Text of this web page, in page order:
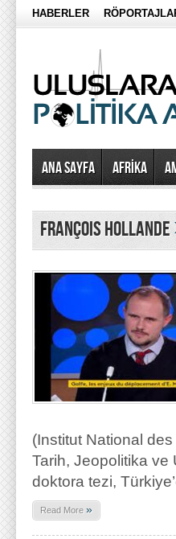
HABERLER
Ana Sayfa AFRİKA
françois hollande
(Institut National
Tarih, Jeopolitika ve
doktora tezi,
Read More »